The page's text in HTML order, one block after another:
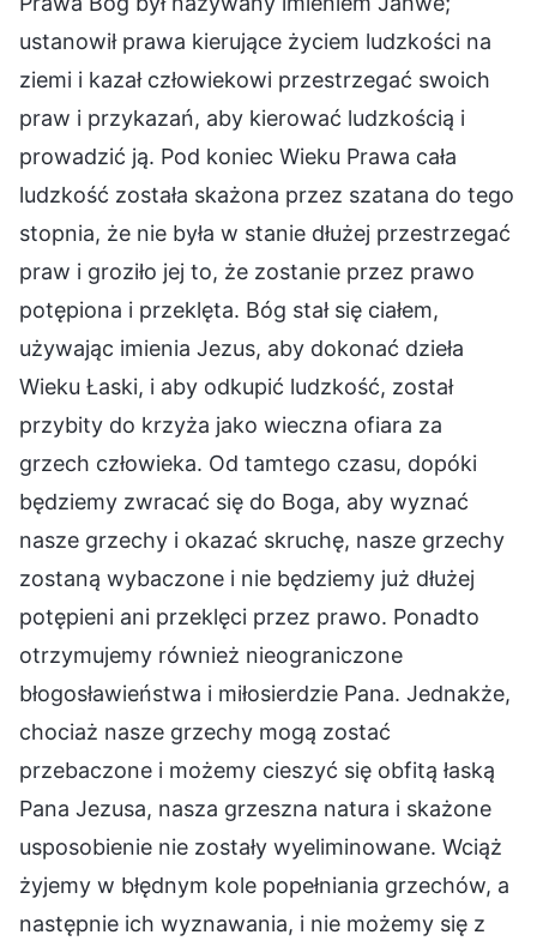
ustanowił prawa kierujące życiem ludzkości na
ziemi i kazał człowiekowi przestrzegać swoich
praw i przykazań, aby kierować ludzkością i
prowadzić ją. Pod koniec Wieku Prawa cała
ludzkość została skażona przez szatana do tego
stopnia, że nie była w stanie dłużej przestrzegać
praw i groziło jej to, że zostanie przez prawo
potępiona i przeklęta. Bóg stał się ciałem,
używając imienia Jezus, aby dokonać dzieła
Wieku Łaski, i aby odkupić ludzkość, został
przybity do krzyża jako wieczna ofiara za
grzech człowieka. Od tamtego czasu, dopóki
będziemy zwracać się do Boga, aby wyznać
nasze grzechy i okazać skruchę, nasze grzechy
zostaną wybaczone i nie będziemy już dłużej
potępieni ani przeklęci przez prawo. Ponadto
otrzymujemy również nieograniczone
błogosławieństwa i miłosierdzie Pana. Jednakże,
chociaż nasze grzechy mogą zostać
przebaczone i możemy cieszyć się obfitą łaską
Pana Jezusa, nasza grzeszna natura i skażone
usposobienie nie zostały wyeliminowane. Wciąż
żyjemy w błędnym kole popełniania grzechów, a
następnie ich wyznawania, i nie możemy się z